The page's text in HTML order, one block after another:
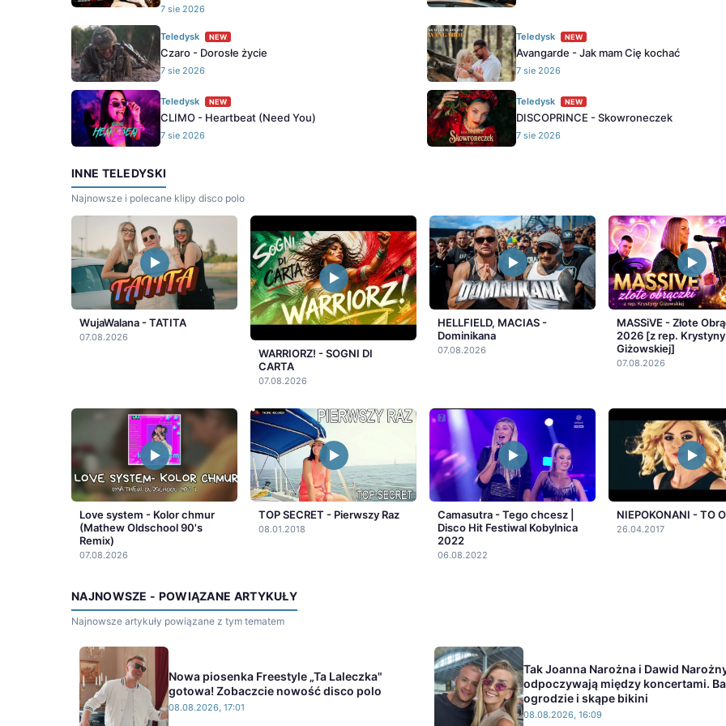
7 sie 2026
Teledysk NEW
Czaro - Dorosłe życie
7 sie 2026
Teledysk NEW
Avangarde - Jak mam Cię kochać
7 sie 2026
Teledysk NEW
CLIMO - Heartbeat (Need You)
7 sie 2026
Teledysk NEW
DISCOPRINCE - Skowroneczek
7 sie 2026
INNE TELEDYSKI
Najnowsze i polecane klipy disco polo
WujaWalana - TATITA
07.08.2026
WARRIORZ! - SOGNI DI
CARTA
07.08.2026
HELLFIELD, MACIAS -
Dominikana
07.08.2026
MASSiVE - Złote
2026 [z rep. Krystyny
Giżowskiej]
07.08.2026
Love system - Kolor chmur
(Mathew Oldschool 90's
Remix)
07.08.2026
TOP SECRET - Pierwszy Raz
08.01.2018
Camasutra - Tego chcesz |
Disco Hit Festiwal Kobylnica
2022
06.08.2022
NIEPOKONANI - TO
26.04.2017
NAJNOWSZE - POWIĄZANE ARTYKUŁY
Najnowsze artykuły powiązane z tym tematem
Nowa piosenka Freestyle „Ta Laleczka"
gotowa! Zobaczcie nowość disco polo
08.08.2026, 17:01
Tak Joanna Narożna i Dawid
odpoczywają między koncertami.
ogrodzie i skąpe bikini
08.08.2026, 16:09